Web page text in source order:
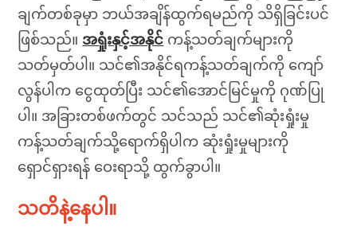
ချက်တစ်ခုမှာ ဘယ်အချိန်ထွက်ရမည်ကို သိရှိခြင်းပင်
ဖြစ်သည်။ အရှုံးနှင့်အနိုင် ကန့်သတ်ချက်များကို
သတ်မှတ်ပါ။ သင်၏အနိုင်ရကန့်သတ်ချက်ကို ကျော်
လွန်ပါက ငွေထုတ်ပြီး သင်၏အောင်မြင်မှုကို ဂုဏ်ပြု
ပါ။ အခြားတစ်ဖက်တွင် သင်သည် သင်၏ဆုံးရှုံးမှု
ကန့်သတ်ချက်သို့ရောက်ရှိပါက ဆုံးရှုံးမှုများကို
ရှောင်ရှားရန် ဝေးရာသို့ ထွက်ခွာပါ။
သတိနဲ့နေပါ။